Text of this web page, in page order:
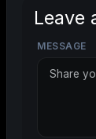
Leave
MESSAGE